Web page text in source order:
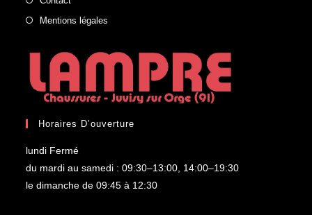
Mentions légales
Horaires D’ouverture
lundi Fermé
du mardi au samedi : 09:30–13:00, 14:00–19:30
le dimanche de 09:45 à 12:30